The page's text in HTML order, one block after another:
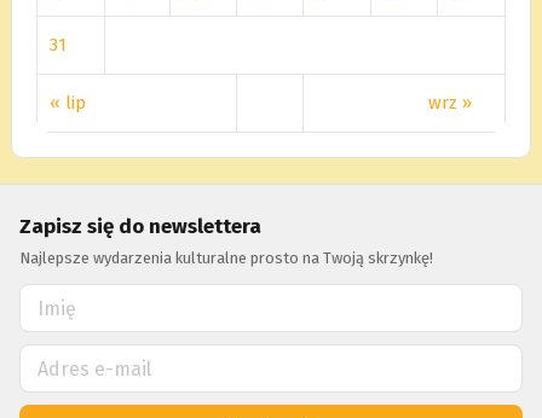
« lip wrz »
31
Zapisz się do newslettera
Najlepsze wydarzenia kulturalne prosto na Twoją skrzynkę!